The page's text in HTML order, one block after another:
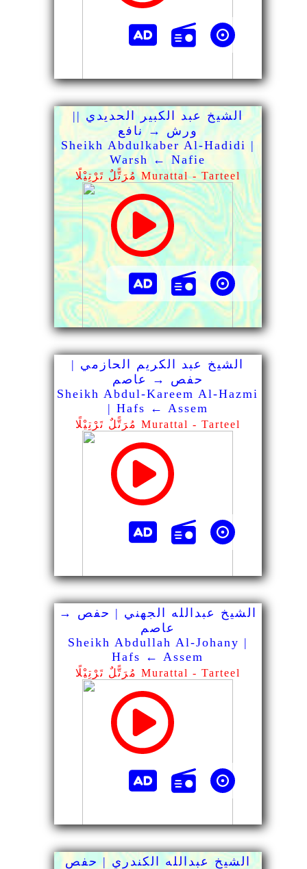
الشيخ عبد الكبير الحديدي ||
ورش → نافع
Sheikh Abdulkaber Al-Hadidi |
Warsh ← Nafie
مُرَتًّلٌ تَرْتِيْلًا Murattal - Tarteel
الشيخ عبد الكريم الحازمي |
حفص → عاصم
Sheikh Abdul-Kareem Al-Hazmi
| Hafs ← Assem
مُرَتًّلٌ تَرْتِيْلًا Murattal - Tarteel
الشيخ عبدالله الجهني | حفص →
عاصم
Sheikh Abdullah Al-Johany |
Hafs ← Assem
مُرَتًّلٌ تَرْتِيْلًا Murattal - Tarteel
الشيخ عبدالله الكندري | حفص